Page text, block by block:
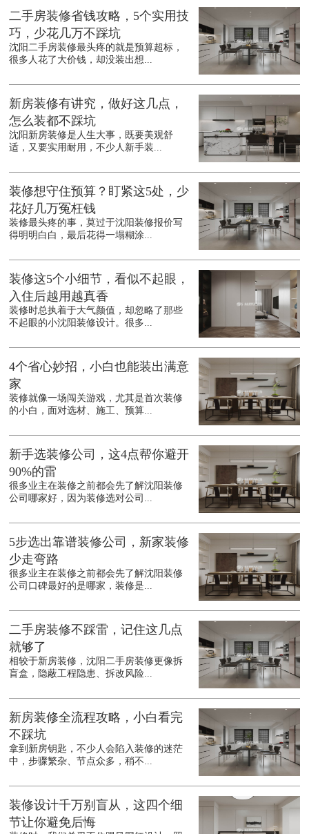
二手房装修省钱攻略，5个实用技
巧，少花几万不踩坑
沈阳二手房装修最头疼的就是预算超标，
很多人花了大价钱，却没装出想...
新房装修有讲究，做好这几点，
怎么装都不踩坑
沈阳新房装修是人生大事，既要美观舒
适，又要实用耐用，不少人新手装...
装修想守住预算？盯紧这5处，少
花好几万冤枉钱
装修最头疼的事，莫过于沈阳装修报价写
得明明白白，最后花得一塌糊涂...
装修这5个小细节，看似不起眼，
入住后越用越真香
装修时总执着于大气颜值，却忽略了那些
不起眼的小沈阳装修设计。很多...
4个省心妙招，小白也能装出满意
家
装修就像一场闯关游戏，尤其是首次装修
的小白，面对选材、施工、预算...
新手选装修公司，这4点帮你避开
90%的雷
很多业主在装修之前都会先了解沈阳装修
公司哪家好，因为装修选对公司...
5步选出靠谱装修公司，新家装修
少走弯路
很多业主在装修之前都会先了解沈阳装修
公司口碑最好的是哪家，装修是...
二手房装修不踩雷，记住这几点
就够了
相较于新房装修，沈阳二手房装修更像拆
盲盒，隐蔽工程隐患、拆改风险...
新房装修全流程攻略，小白看完
不踩坑
拿到新房钥匙，不少人会陷入装修的迷茫
中，步骤繁杂、节点众多，稍不...
装修设计千万别盲从，这四个细
节让你避免后悔